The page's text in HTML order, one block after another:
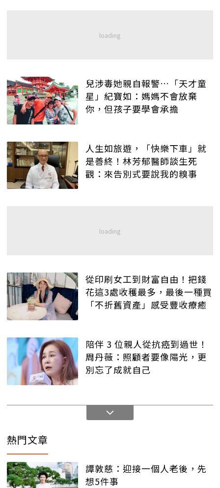
兒涉毒她親自報警…「天才童
星」紀寶如：媽媽不會放棄
你，但孩子要學會承擔
人生如旅遊，「快樂下車」就
是善終！林芳郁醫師談生死
觀：來告別式要說我的糗事
從印刷女工到財富自由！把錢
花這3處收穫最多，最後一種買
「不折舊資產」感受豐收療癒
陪伴 3 位親人從抗癌到過世！
周丹薇：照顧者要像陽光，更
別忘了成就自己
熱門文章
譚敦慈：迎接一個人老後，先
想5件事